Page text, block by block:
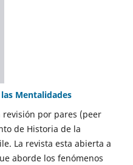
Mentalidades
por pares (peer
de Historia de la
La revista esta abierta a
aborde los fenómenos